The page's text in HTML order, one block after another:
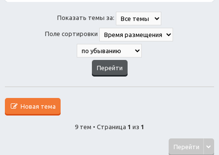
Показать темы за:
Поле сортировки
Новая тема
9 тем • Страница 1 из 1
Перейти